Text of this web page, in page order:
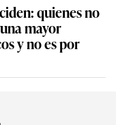
quienes no
mayor
y no es por